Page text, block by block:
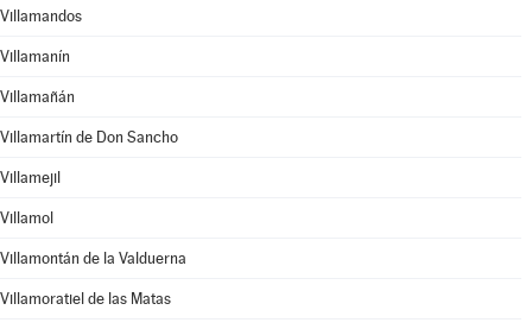
Villamandos
Villamanín
Villamañán
Villamartín de Don Sancho
Villamejil
Villamol
Villamontán de la Valduerna
Villamoratiel de las Matas